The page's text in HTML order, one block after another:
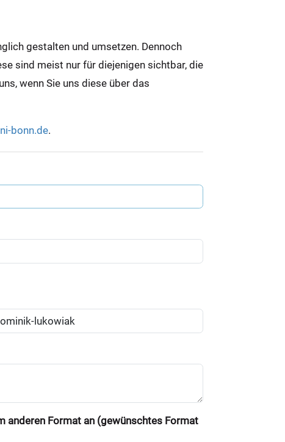
gestalten und umsetzen. Dennoch
sind meist nur für diejenigen sichtbar, die
wenn Sie uns diese über das
bonn.de.
anderen Format an (gewünschtes Format